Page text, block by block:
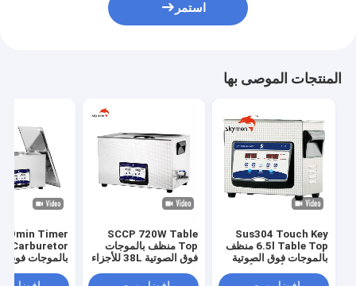
استمر
المنتجات الموصى بها
Sus304 Touch Key
6.5l Table Top منظف
بالموجات فوق الصوتية
SCCP 720W Table
Top منظف بالموجات
فوق الصوتية 38L للأجزاء
بالموجات فوق